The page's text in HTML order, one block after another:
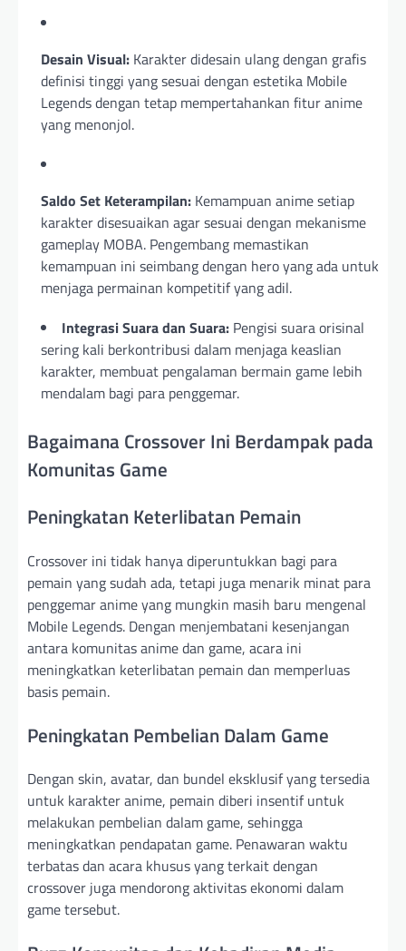
Desain Visual: Karakter didesain ulang dengan grafis
definisi tinggi yang sesuai dengan estetika Mobile
Legends dengan tetap mempertahankan fitur anime
yang menonjol.
Saldo Set Keterampilan: Kemampuan anime setiap
karakter disesuaikan agar sesuai dengan mekanisme
gameplay MOBA. Pengembang memastikan
kemampuan ini seimbang dengan hero yang ada untuk
menjaga permainan kompetitif yang adil.
Integrasi Suara dan Suara: Pengisi suara orisinal
sering kali berkontribusi dalam menjaga keaslian
karakter, membuat pengalaman bermain game lebih
mendalam bagi para penggemar.
Bagaimana Crossover Ini Berdampak pada
Komunitas Game
Peningkatan Keterlibatan Pemain
Crossover ini tidak hanya diperuntukkan bagi para
pemain yang sudah ada, tetapi juga menarik minat para
penggemar anime yang mungkin masih baru mengenal
Mobile Legends. Dengan menjembatani kesenjangan
antara komunitas anime dan game, acara ini
meningkatkan keterlibatan pemain dan memperluas
basis pemain.
Peningkatan Pembelian Dalam Game
Dengan skin, avatar, dan bundel eksklusif yang tersedia
untuk karakter anime, pemain diberi insentif untuk
melakukan pembelian dalam game, sehingga
meningkatkan pendapatan game. Penawaran waktu
terbatas dan acara khusus yang terkait dengan
crossover juga mendorong aktivitas ekonomi dalam
game tersebut.